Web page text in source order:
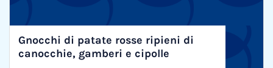
Gnocchi di patate rosse ripieni di
canocchie, gamberi e cipolle